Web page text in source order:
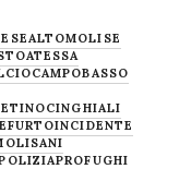
ALTOMOLISE
ATESSA
CAMPOBASSO
CINGHIALI
FURTOINCIDENTE
PROFUGHI